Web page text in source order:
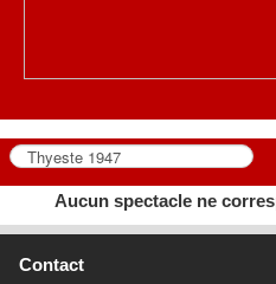
Aucun spectacle ne
Contact